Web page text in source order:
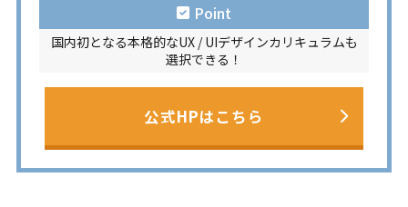
Point
国内初となる本格的なUX / UIデザインカリキュラムも
選択できる！
公式HPはこちら